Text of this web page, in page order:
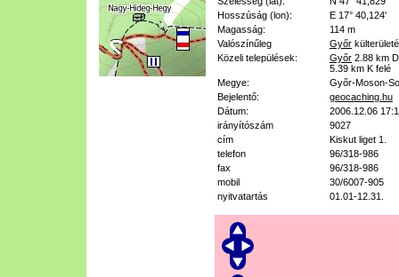
Hosszúság (lon):
E 17° 40,124'
Magasság:
114 m
Valószínűleg
Győr
Közeli települések:
Győr 2.88 km
5.39 km K felé
Megye:
Győr-Moson-
Bejelentő:
geocaching.hu
Dátum:
2006.12.06
irányítószám
9027
cím
Kiskut liget 1.
telefon
96/318-986
fax
96/318-986
mobil
30/6007-905
nyitvatartás
01.01-12.31.